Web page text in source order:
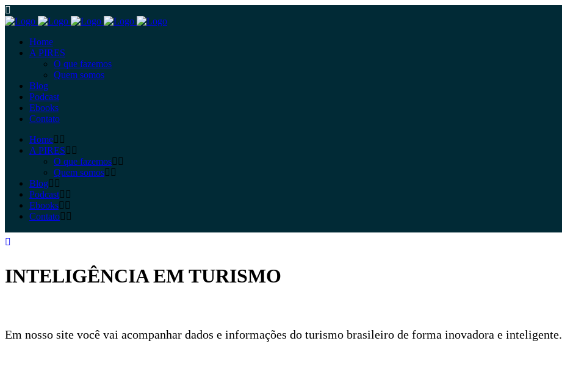
Home
A PIRES
O que fazemos
Quem somos
Blog
Podcast
Ebooks
Contato
Home
A PIRES
O que fazemos
Quem somos
Blog
Podcast
Ebooks
Contato
INTELIGÊNCIA EM TURISMO
Em nosso site você vai acompanhar dados e informações do turismo brasileiro de forma inovadora e inteligente.